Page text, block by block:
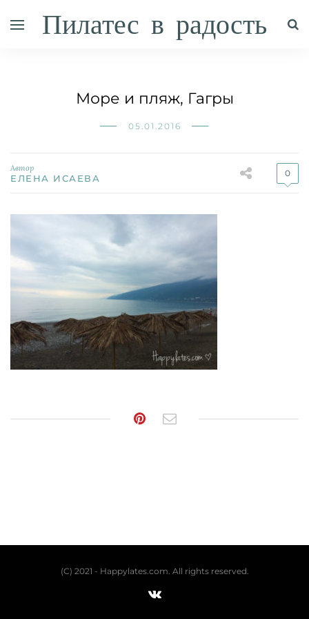
Пилатес в радость
Море и пляж, Гагры
05.01.2016
Автор
ЕЛЕНА ИСАЕВА 0
(C) 2021 - Happylates.com. All rights reserved.